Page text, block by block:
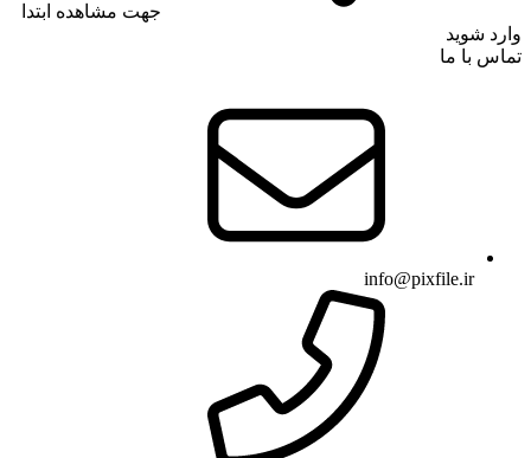
جهت مشاهده ابتدا
وارد شوید
تماس با ما
info@pixfile.ir